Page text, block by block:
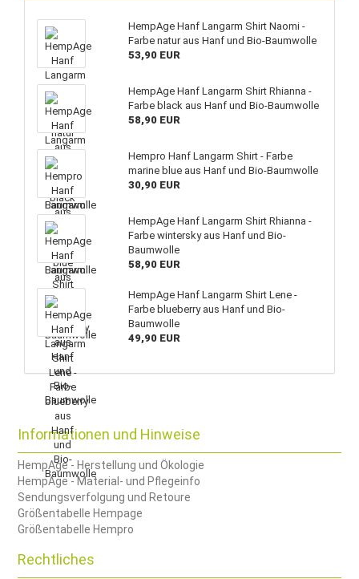
HempAge Hanf Langarm Shirt Naomi -
Farbe natur aus Hanf und Bio-Baumwolle
53,90 EUR
HempAge Hanf Langarm Shirt Rhianna -
Farbe black aus Hanf und Bio-Baumwolle
58,90 EUR
Hempro Hanf Langarm Shirt - Farbe
marine blue aus Hanf und Bio-Baumwolle
30,90 EUR
HempAge Hanf Langarm Shirt Rhianna -
Farbe wintersky aus Hanf und Bio-
Baumwolle
58,90 EUR
HempAge Hanf Langarm Shirt Lene -
Farbe blueberry aus Hanf und Bio-
Baumwolle
49,90 EUR
Informationen und Hinweise
HempAge - Herstellung und Ökologie
HempAge - Material- und Pflegeinfo
Sendungsverfolgung und Retoure
Größentabelle Hempage
Größentabelle Hempro
Rechtliches